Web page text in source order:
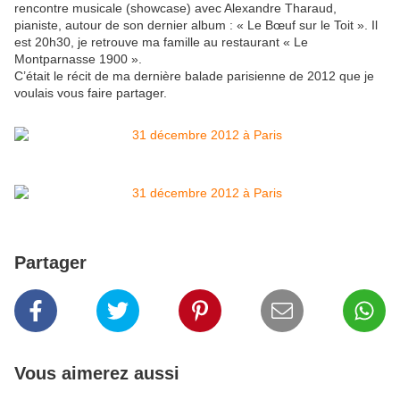
rencontre musicale (showcase) avec Alexandre Tharaud,
pianiste, autour de son dernier album : « Le Bœuf sur le Toit ». Il
est 20h30, je retrouve ma famille au restaurant « Le
Montparnasse 1900 ».
C’était le récit de ma dernière balade parisienne de 2012 que je
voulais vous faire partager.
Partager
Vous aimerez aussi